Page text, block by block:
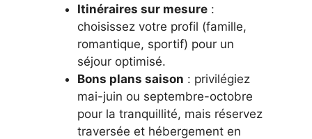
Itinéraires sur mesure :
choisissez votre profil (famille,
romantique, sportif) pour un
séjour optimisé.
Bons plans saison : privilégiez
mai-juin ou septembre-octobre
pour la tranquillité, mais réservez
traversée et hébergement en